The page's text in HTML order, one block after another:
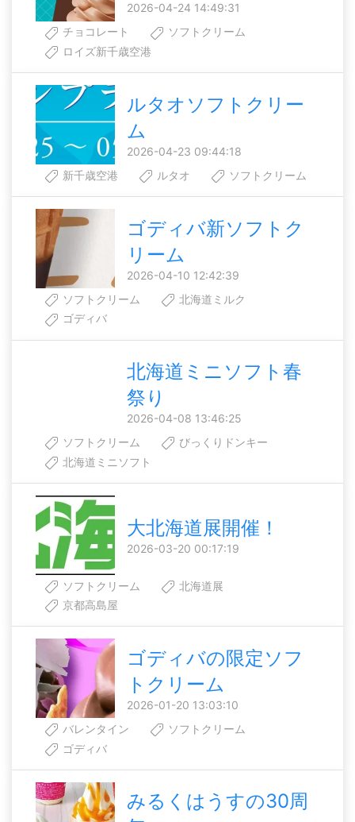
2026-04-24 14:49:31
チョコレート
ソフトクリーム
ロイズ新千歳空港
ルタオソフトクリー
ム
2026-04-23 09:44:18
新千歳空港
ルタオ ソフトクリーム
ゴディバ新ソフトク
リーム
2026-04-10 12:42:39
ソフトクリーム
北海道ミルク
ゴディバ
北海道ミニソフト春
祭り
2026-04-08 13:46:25
ソフトクリーム
びっくりドンキー
北海道ミニソフト
大北海道展開催！
2026-03-20 00:17:19
ソフトクリーム
北海道展
京都高島屋
ゴディバの限定ソフ
トクリーム
2026-01-20 13:03:10
バレンタイン
ソフトクリーム
ゴディバ
みるくはうすの30周